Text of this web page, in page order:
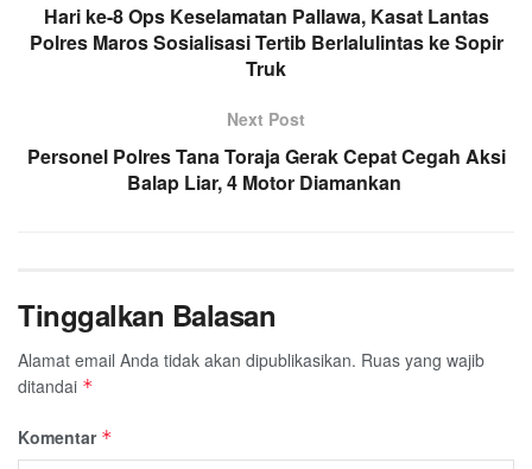
Hari ke-8 Ops Keselamatan Pallawa, Kasat Lantas
Polres Maros Sosialisasi Tertib Berlalulintas ke Sopir
Truk
Next Post
Personel Polres Tana Toraja Gerak Cepat Cegah Aksi
Balap Liar, 4 Motor Diamankan
Tinggalkan Balasan
Alamat email Anda tidak akan dipublikasikan. Ruas yang wajib
ditandai *
Komentar *